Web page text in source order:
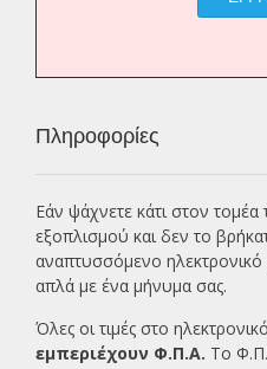
Πληροφορίες
Εάν ψάχνετε κάτι στον
εξοπλισμού και δεν το
αναπτυσσόμενο ηλεκτρονικό
απλά με ένα μήνυμα σας.
Όλες οι τιμές στο
εμπεριέχουν Φ.Π.Α. Το